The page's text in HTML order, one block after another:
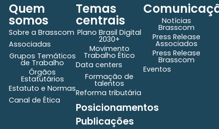
Quem
somos
Sobre a Brasscom
Associadas
Grupos Temáticos
de Trabalho
Órgãos
Estatutários
Estatuto e Normas
Canal de Ética
Temas
centrais
Plano Brasil Digital
2030+
Movimento
Trabalho Ético
Data centers
Formação de
talentos
Reforma tributária
Posicionamentos
Publicações
Notícias
Brasscom
Press Release
Associados
Press Release
Brasscom
Eventos